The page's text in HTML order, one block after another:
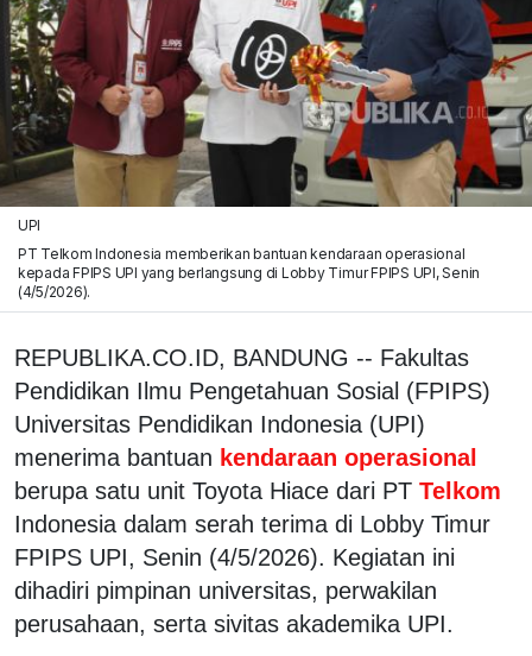
UPI
PT Telkom Indonesia memberikan bantuan kendaraan operasional
kepada FPIPS UPI yang berlangsung di Lobby Timur FPIPS UPI, Senin
(4/5/2026).
REPUBLIKA.CO.ID, BANDUNG -- Fakultas
Pendidikan Ilmu Pengetahuan Sosial (FPIPS)
Universitas Pendidikan Indonesia (UPI)
menerima bantuan kendaraan operasional
berupa satu unit Toyota Hiace dari PT Telkom
Indonesia dalam serah terima di Lobby Timur
FPIPS UPI, Senin (4/5/2026). Kegiatan ini
dihadiri pimpinan universitas, perwakilan
perusahaan, serta sivitas akademika UPI.